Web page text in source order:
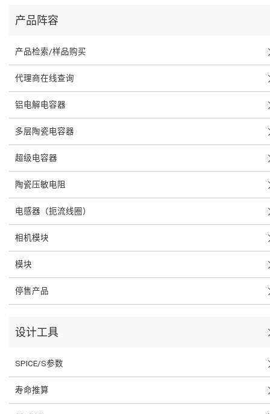
产品阵容
产品检索/样品购买
代理商在线查询
铝电解电容器
多层陶瓷电容器
超级电容器
陶瓷压敏电阻
电感器（扼流线圈）
相机模块
模块
停售产品
设计工具
SPICE/S参数
寿命推算